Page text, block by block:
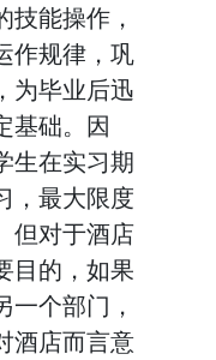
能操作，
作规律，巩
为毕业后迅
基础。因
生在实习期
，最大限度
但对于酒店
目的，如果
个部门，
酒店而言意